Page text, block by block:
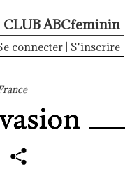
CLUB ABCfeminin
connecter S'inscrire